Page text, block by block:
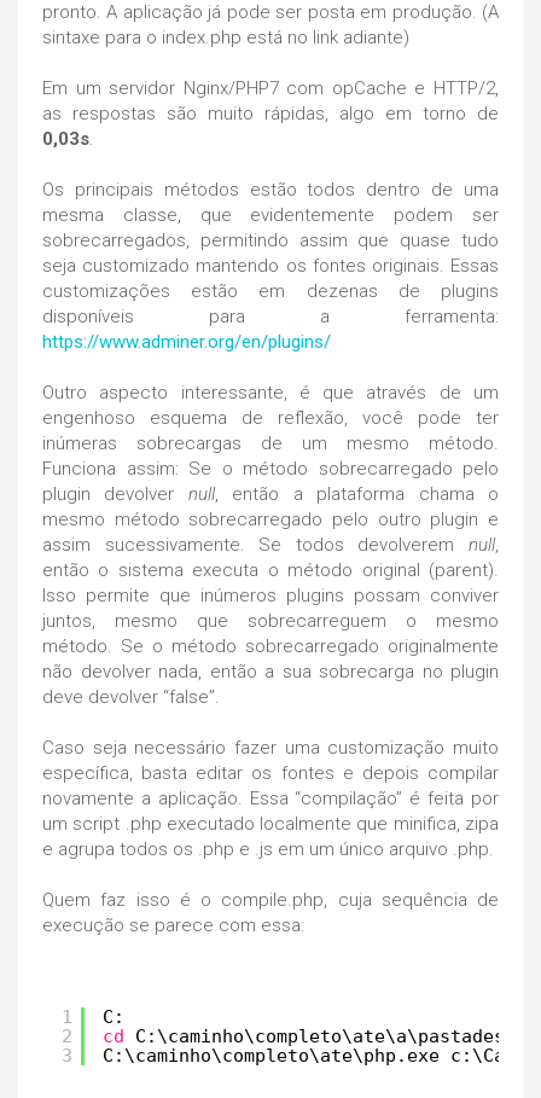
pronto. A aplicação já pode ser posta em produção. (A
sintaxe para o index.php está no link adiante)
Em um servidor Nginx/PHP7 com opCache e HTTP/2,
as respostas são muito rápidas, algo em torno de
0,03s.
Os principais métodos estão todos dentro de uma
mesma classe, que evidentemente podem ser
sobrecarregados, permitindo assim que quase tudo
seja customizado mantendo os fontes originais. Essas
customizações estão em dezenas de plugins
disponíveis para a ferramenta:
https://www.adminer.org/en/plugins/
Outro aspecto interessante, é que através de um
engenhoso esquema de reflexão, você pode ter
inúmeras sobrecargas de um mesmo método.
Funciona assim: Se o método sobrecarregado pelo
plugin devolver null, então a plataforma chama o
mesmo método sobrecarregado pelo outro plugin e
assim sucessivamente. Se todos devolverem null,
então o sistema executa o método original (parent).
Isso permite que inúmeros plugins possam conviver
juntos, mesmo que sobrecarreguem o mesmo
método. Se o método sobrecarregado originalmente
não devolver nada, então a sua sobrecarga no plugin
deve devolver “false”.
Caso seja necessário fazer uma customização muito
específica, basta editar os fontes e depois compilar
novamente a aplicação. Essa “compilação” é feita por
um script .php executado localmente que minifica, zipa
e agrupa todos os .php e .js em um único arquivo .php.
Quem faz isso é o compile.php, cuja sequência de
execução se parece com essa:
1
2
3
C:
cd
C:\caminho\completo\ate\php.exe